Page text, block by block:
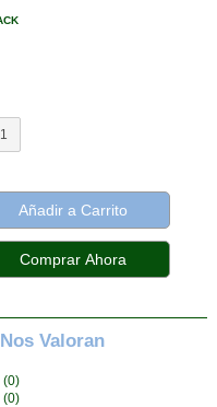
1
Añadir a Carrito
Valoran
(0)
(0)